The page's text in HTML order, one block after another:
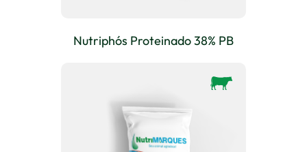
Nutriphós Proteinado 38% PB